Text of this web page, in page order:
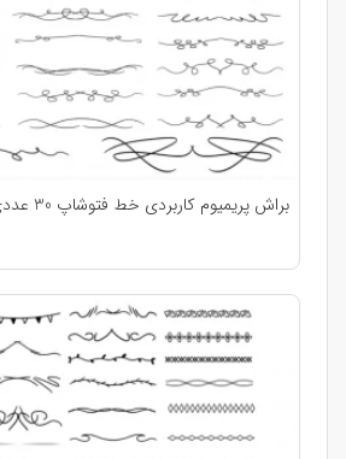
براش پریمیوم کاربردی خط فتوشاپ 30 عددی